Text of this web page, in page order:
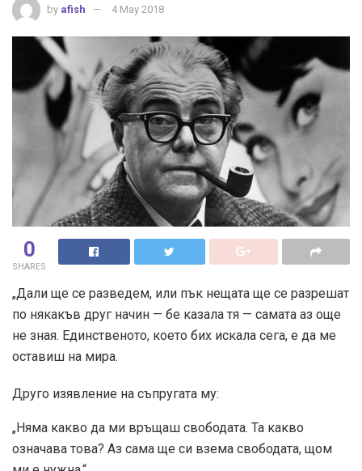
by afish 4 May 2018
0
SHARES
„Дали ще се разведем, или пък нещата ще се разрешат
по някакъв друг начин — бе казала тя — самата аз още
не зная. Единственото, което бих искала сега, е да ме
оставиш на мира.
Друго изявление на съпругата му:
„Няма какво да ми връщаш свободата. Та какво
означава това? Аз сама ще си взема свободата, щом